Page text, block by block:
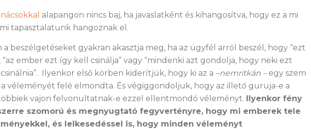
alapangon nincs baj, ha javaslatként és kihangosítva, hogy ez a mi
tapasztalatunk hangoznak el.
a beszélgetéseket gyakran akasztja meg, ha az ügyfél arról beszél, hogy “ezt
“az ember ezt így kell csinálja” vagy “mindenki azt gondolja, hogy neki ezt
Ilyenkor első körben kiderítjük, hogy ki az a –nemritkán – egy szem
véleményét felé elmondta. És végiggondoljuk, hogy az illető guruja-e a
vajon felvonultatnak-e ezzel ellentmondó véleményt. Ilyenkor fény
szomorú és megnyugtató fegyvertényre, hogy mi emberek tele
és lelkesedéssel is, hogy minden véleményt